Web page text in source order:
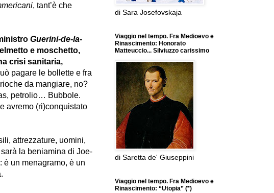
, tant’è che
Guerini-de-la-
e moschetto,
crisi sanitaria,
pagare le bollette e fra
da mangiare, no?
petrolio… Bubbole.
avremo (ri)conquistato
attrezzature, uomini,
sarà la beniamina di Joe-
è un menagramo, è un
di Sara Josefovskaja
Viaggio nel tempo. Fra Medioevo e
Rinascimento: Honorato
Matteuccio... Silviuzzo carissimo
di Saretta de' Giuseppini
Viaggio nel tempo. Fra Medioevo e
Rinascimento: “Utopia” (*)